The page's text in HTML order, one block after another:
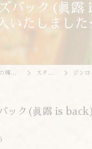
バック(眞露
いたしまし
東京都上野駅の韓国料理ならアレンモク スタッフブログ ジンロイズ
ック(眞露 is